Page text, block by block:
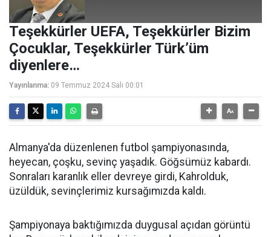
Teşekkürler UEFA, Teşekkürler Bizim
Çocuklar, Teşekkürler Türk’üm
diyenlere…
Yayınlanma: 09 Temmuz 2024 Salı 00:01
Almanya'da düzenlenen futbol şampiyonasında,
heyecan, çoşku, sevinç yaşadık. Göğsümüz kabardı.
Sonraları karanlık eller devreye girdi, Kahrolduk,
üzüldük, sevinçlerimiz kursağımızda kaldı.
Şampiyonaya baktığımızda duygusal açıdan görüntü